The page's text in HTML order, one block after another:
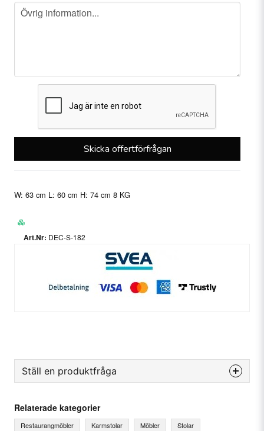
message
Övrig information...
Skicka offertförfrågan
W: 63 cm L: 60 cm H: 74 cm 8 KG
DEC-S-182
Ställ en produktfråga
Fråga oss något om denna produkten...
Relaterade kategorier
Restaurangmöbler Karmstolar Möbler Stolar